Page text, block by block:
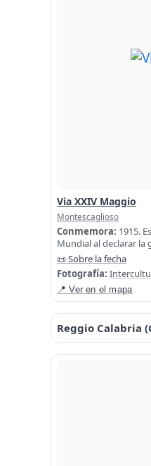
Via XXIV Maggio
Montescaglioso
Conmemora: 1915.
Mundial al declarar la
📜 Sobre la fecha
Fotografía:
📍 Ver en el mapa
Reggio Calabria